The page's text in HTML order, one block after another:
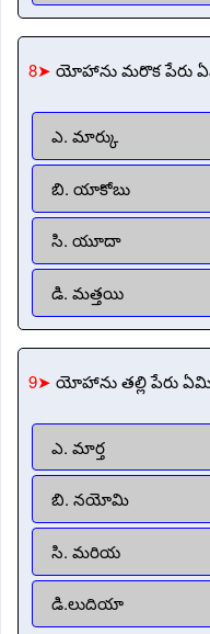
8➤ యోహాను మరొక పేరు
ఎ. మార్కు
బి. యాకోబు
సి. యూదా
డి. మత్తయి
9➤ యోహాను తల్లి పేరు
ఎ. మార్త
బి. నయోమి
సి. మరియ
డి.లుదియా